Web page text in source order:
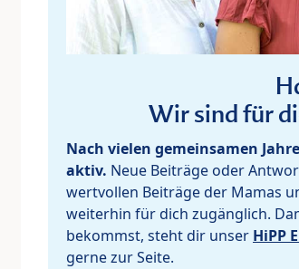
Wir sind für
Nach vielen gemeinsamen
aktiv. Neue Beiträge oder
wertvollen Beiträge der Mamas
weiterhin für dich zugänglich.
bekommst, steht dir unser HiPP
gerne zur Seite.